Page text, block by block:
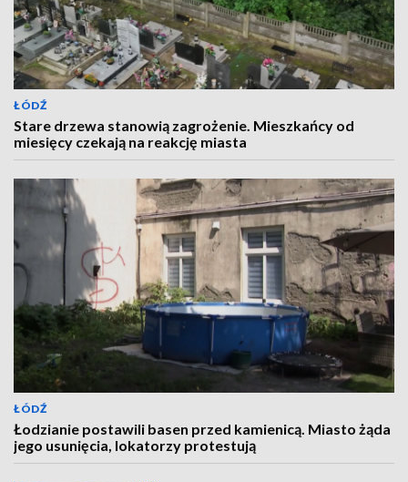
ŁÓDŹ
Stare drzewa stanowią zagrożenie. Mieszkańcy od
miesięcy czekają na reakcję miasta
ŁÓDŹ
Łodzianie postawili basen przed kamienicą. Miasto żąda
jego usunięcia, lokatorzy protestują